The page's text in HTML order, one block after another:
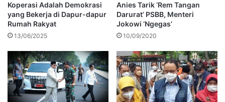
Koperasi Adalah Demokrasi
yang Bekerja di Dapur-dapur
Rumah Rakyat
13/06/2025
Anies Tarik ‘Rem Tangan
Darurat’ PSBB, Menteri
Jokowi ‘Ngegas’
10/09/2020